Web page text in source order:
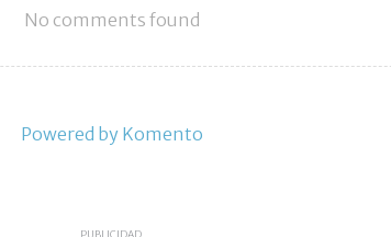
No comments found
Powered by Komento